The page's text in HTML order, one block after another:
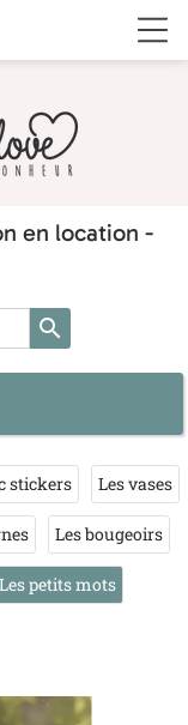
en location -
search
stickers Les vases
Les bougeoirs
Les petits mots